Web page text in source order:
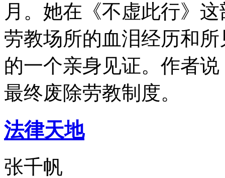
月。她在《不虚此行》
劳教场所的血泪经历和
的一个亲身见证。作者
最终废除劳教制度。
法律天地
张千帆